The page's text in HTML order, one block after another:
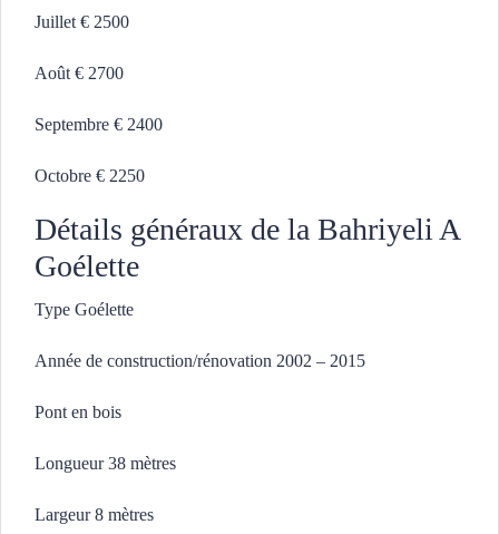
Juillet € 2500
Août € 2700
Septembre € 2400
Octobre € 2250
Détails généraux de la Bahriyeli A
Goélette
Type Goélette
Année de construction/rénovation 2002 – 2015
Pont en bois
Longueur 38 mètres
Largeur 8 mètres